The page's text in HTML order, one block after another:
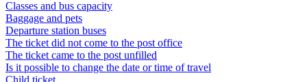
Classes and bus capacity
Baggage and pets
Departure station buses
The ticket did not come to the post office
The ticket came to the post unfilled
Is it possible to change the date or time of travel
Child ticket